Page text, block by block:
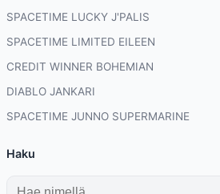
SPACETIME LUCKY J'PALIS
SPACETIME LIMITED EILEEN
CREDIT WINNER BOHEMIAN
DIABLO JANKARI
SPACETIME JUNNO SUPERMARINE
Haku